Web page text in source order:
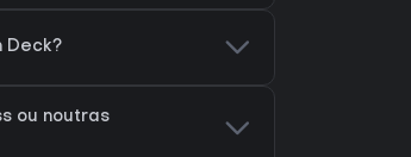
Deck?
ou noutras